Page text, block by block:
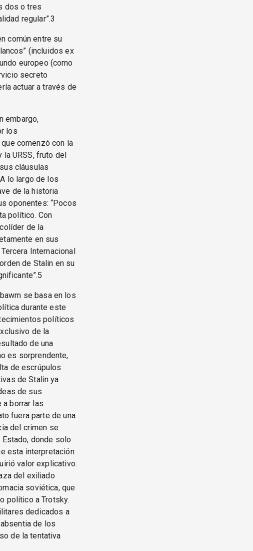
dos o tres
regular”.3
común entre su
(incluidos ex
europeo (como
secreto
actuar a través de
embargo,
los
que comenzó con la
URSS, fruto del
cláusulas
lo largo de los
de la historia
oponentes: “Pocos
político. Con
de la
en sus
Internacional
de Stalin en su
se basa en los
durante este
políticos
de la
de una
es sorprendente,
de escrúpulos
de Stalin ya
de sus
a borrar las
fuera parte de una
del crimen se
donde solo
esta interpretación
valor explicativo.
del exiliado
soviética, que
político a Trotsky.
dedicados a
de los
de la tentativa